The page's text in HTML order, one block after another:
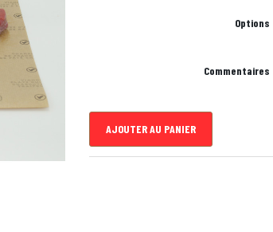
Options
Commentaires
AJOUTER AU PANIER